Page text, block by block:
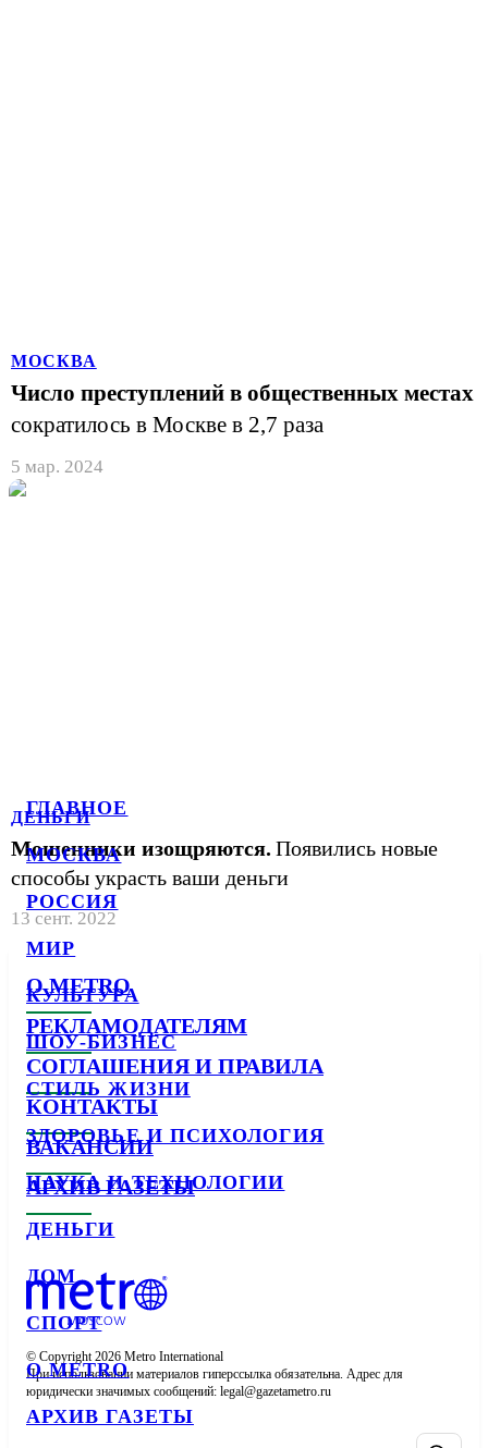
ГЛАВНОЕ
МОСКВА
РОССИЯ
МИР
КУЛЬТУРА
ШОУ-БИЗНЕС
СТИЛЬ ЖИЗНИ
ЗДОРОВЬЕ И ПСИХОЛОГИЯ
НАУКА И ТЕХНОЛОГИИ
ДЕНЬГИ
ДОМ
СПОРТ
О METRO
АРХИВ ГАЗЕТЫ
МОСКВА
Число преступлений в общественных местах
сократилось в Москве в 2,7 раза
5 мар. 2024
ДЕНЬГИ
Мошенники изощряются. Появились новые
способы украсть ваши деньги
13 сент. 2022
О METRO
РЕКЛАМОДАТЕЛЯМ
СОГЛАШЕНИЯ И ПРАВИЛА
КОНТАКТЫ
ВАКАНСИИ
АРХИВ ГАЗЕТЫ
© Copyright 2026 Metro International
При использовании материалов гиперссылка обязательна. Адрес для
юридически значимых сообщений: